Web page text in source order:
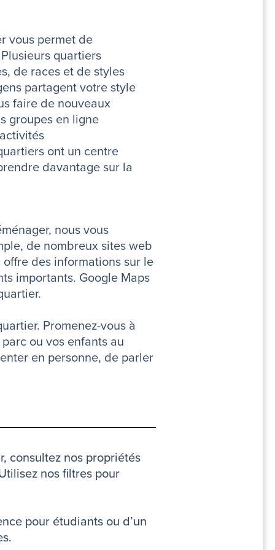
vous permet de
quartiers
de races et de styles
partagent votre style
faire de nouveaux
groupes en ligne
ont un centre
davantage sur la
nous vous
de nombreux sites web
des informations sur le
importants. Google Maps
Promenez-vous à
ou vos enfants au
en personne, de parler
consultez nos propriétés
nos filtres pour
pour étudiants ou d’un